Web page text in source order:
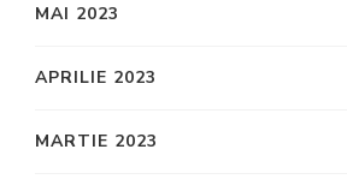
MAI 2023
APRILIE 2023
MARTIE 2023